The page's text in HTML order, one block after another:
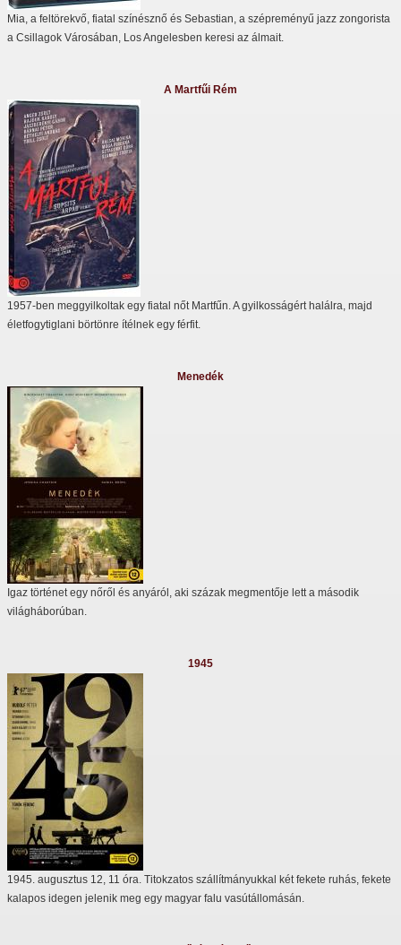
Mia, a feltörekvő, fiatal színésznő és Sebastian, a szépreményű jazz zongorista
a Csillagok Városában, Los Angelesben keresi az álmait.
A Martfűi Rém
1957-ben meggyilkoltak egy fiatal nőt Martfűn. A gyilkosságért halálra, majd
életfogytiglani börtönre ítélnek egy férfit.
Menedék
Igaz történet egy nőről és anyáról, aki százak megmentője lett a második
világháborúban.
1945
1945. augusztus 12, 11 óra. Titokzatos szállítmányukkal két fekete ruhás, fekete
kalapos idegen jelenik meg egy magyar falu vasútállomásán.